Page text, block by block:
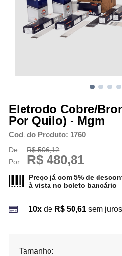
Eletrodo Cobre/
Por Quilo) - Mgm
Cod. do Produto: 1760
De:
R$ 506,12
Por:
R$ 480,81
Preço já com 5% de
à vista no boleto bancário
10xde R$ 50,61 sem
Tamanho: